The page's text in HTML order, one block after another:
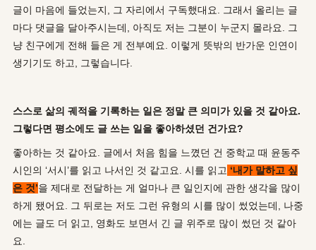
글이 마음에 들었는지, 그 자리에서 구독했대요. 그래서 올리는 글
마다 댓글을 달아주시는데, 아직도 저는 그분이 누군지 몰라요. 그
냥 친구에게 전해 들은 게 전부예요. 이렇게 뜻밖의 반가운 인연이
생기기도 하고, 그렇습니다.
스스로 삶의 궤적을 기록하는 일은 정말 큰 의미가 있을 것 같아요.
그렇다면 평소에도 글 쓰는 일을 좋아하셨던 건가요?
좋아하는 것 같아요. 글에서 처음 힘을 느꼈던 건 중학교 때 윤동주
시인의 ‘서시’를 읽고 나서인 것 같고요. 시를 읽고 ‘내가 말하고 싶
은 것’을 제대로 전달하는 게 얼마나 큰 일인지에 관한 생각을 많이
하게 됐어요. 그 뒤로는 저도 그런 유형의 시를 많이 썼었는데, 나중
에는 글도 더 읽고, 영화도 보면서 긴 글 위주로 많이 썼던 것 같아
요.